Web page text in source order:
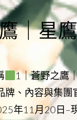
｜星
1｜蒼野之鷹
牌、內容與集團
年11月20日–